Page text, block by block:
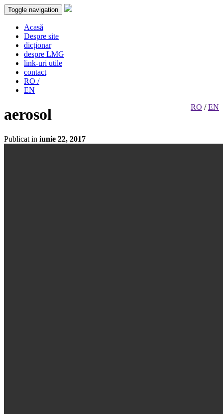
Toggle navigation
Acasă
Despre site
dicționar
despre LMG
link-uri utile
contact
RO /
EN
RO /EN
aerosol
Publicat in iunie 22, 2017